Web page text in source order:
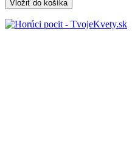
Vložiť do košíka